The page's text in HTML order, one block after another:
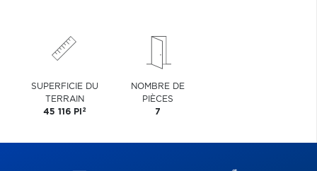
SUPERFICIE DU
TERRAIN
45 116 PI 2
NOMBRE DE
PIÈCES
7